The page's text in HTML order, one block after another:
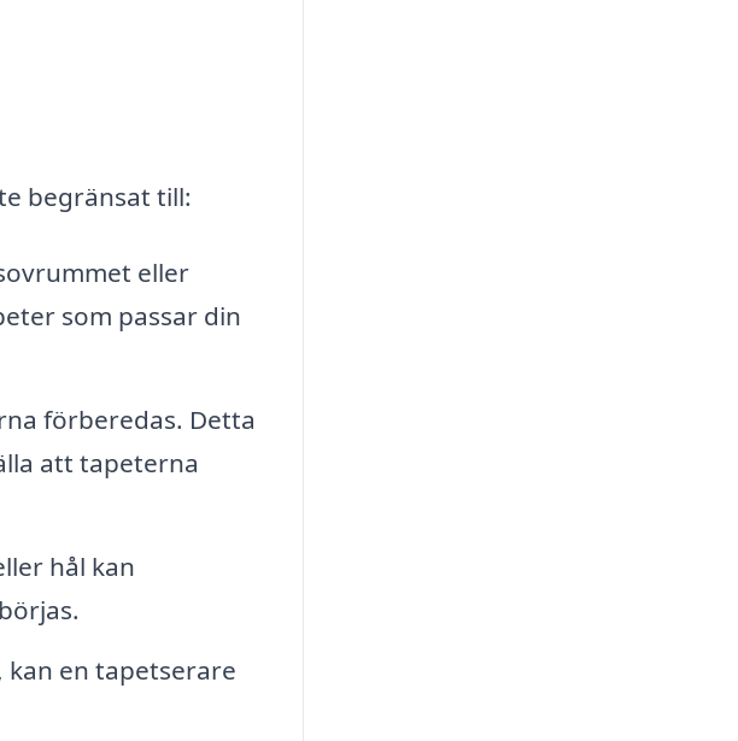
begränsat till:
eller
som passar din
förberedas. Detta
att tapeterna
hål kan
en tapetserare